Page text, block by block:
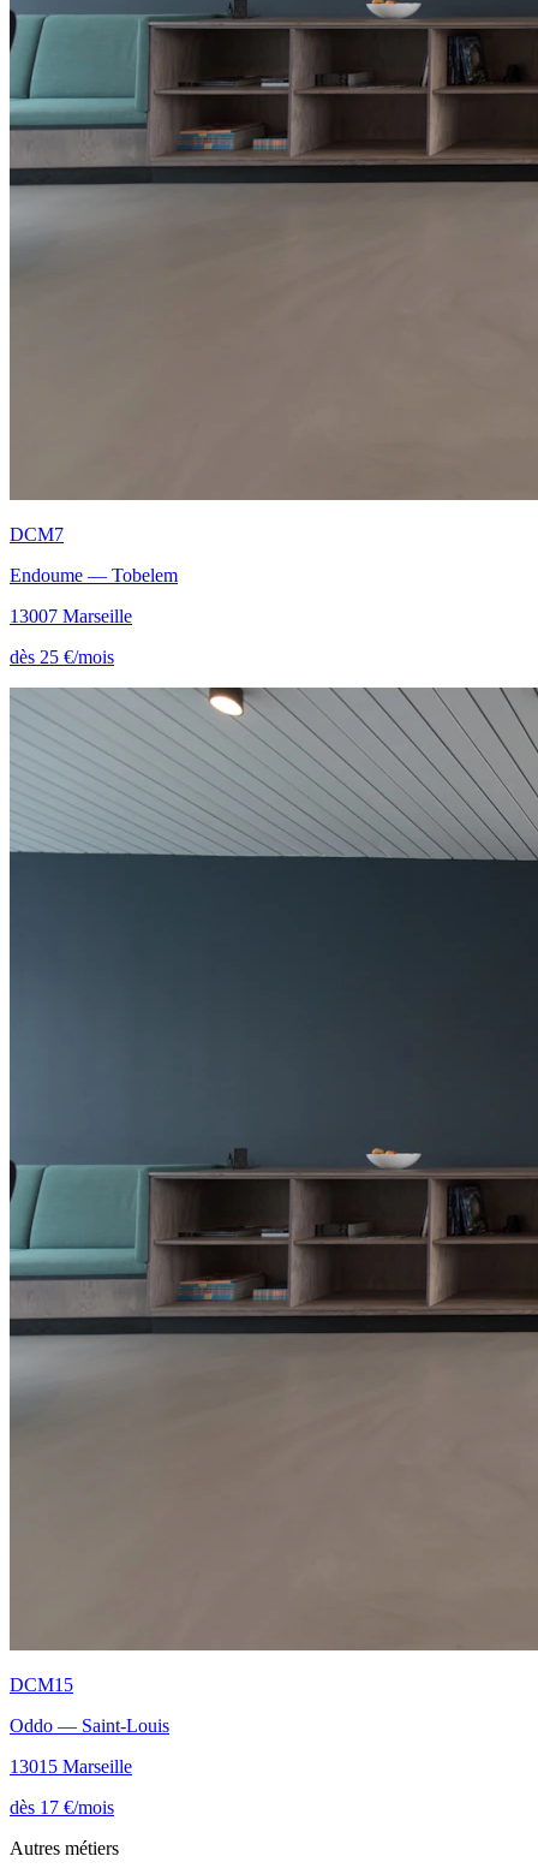
DCM7
Endoume — Tobelem
13007 Marseille
dès 25 €/mois
DCM15
Oddo — Saint-Louis
13015 Marseille
dès 17 €/mois
Autres métiers